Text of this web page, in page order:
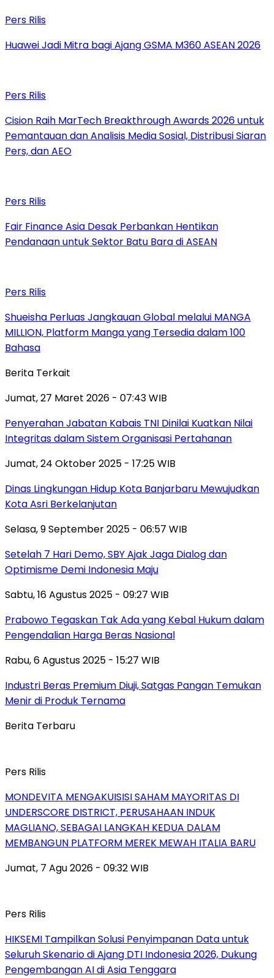
Pers Rilis
Huawei Jadi Mitra bagi Ajang GSMA M360 ASEAN 2026
Pers Rilis
Cision Raih MarTech Breakthrough Awards 2026 untuk
Pemantauan dan Analisis Media Sosial, Distribusi Siaran
Pers, dan AEO
Pers Rilis
Fair Finance Asia Desak Perbankan Hentikan
Pendanaan untuk Sektor Batu Bara di ASEAN
Pers Rilis
Shueisha Perluas Jangkauan Global melalui MANGA
MILLION, Platform Manga yang Tersedia dalam 100
Bahasa
Berita Terkait
Jumat, 27 Maret 2026 - 07:43 WIB
Penyerahan Jabatan Kabais TNI Dinilai Kuatkan Nilai
Integritas dalam Sistem Organisasi Pertahanan
Jumat, 24 Oktober 2025 - 17:25 WIB
Dinas Lingkungan Hidup Kota Banjarbaru Mewujudkan
Kota Asri Berkelanjutan
Selasa, 9 September 2025 - 06:57 WIB
Setelah 7 Hari Demo, SBY Ajak Jaga Dialog dan
Optimisme Demi Indonesia Maju
Sabtu, 16 Agustus 2025 - 09:27 WIB
Prabowo Tegaskan Tak Ada yang Kebal Hukum dalam
Pengendalian Harga Beras Nasional
Rabu, 6 Agustus 2025 - 15:27 WIB
Industri Beras Premium Diuji, Satgas Pangan Temukan
Menir di Produk Ternama
Berita Terbaru
Pers Rilis
MONDEVITA MENGAKUISISI SAHAM MAYORITAS DI
UNDERSCORE DISTRICT, PERUSAHAAN INDUK
MAGLIANO, SEBAGAI LANGKAH KEDUA DALAM
MEMBANGUN PLATFORM MEREK MEWAH ITALIA BARU
Jumat, 7 Agu 2026 - 09:32 WIB
Pers Rilis
HIKSEMI Tampilkan Solusi Penyimpanan Data untuk
Seluruh Skenario di Ajang DTI Indonesia 2026, Dukung
Pengembangan AI di Asia Tenggara